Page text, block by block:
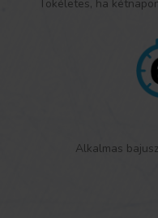
Tökéletes, ha
Alkalmas